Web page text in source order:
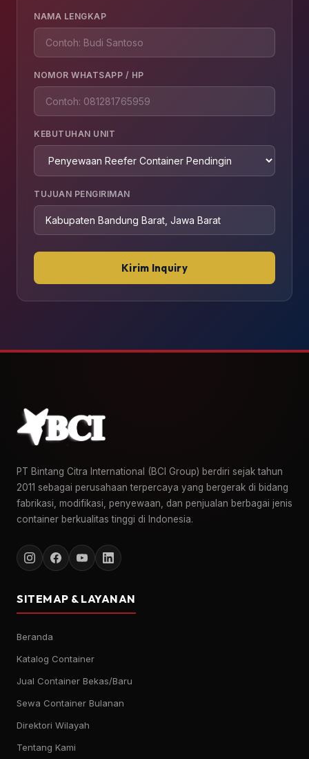
NAMA LENGKAP
NOMOR WHATSAPP / HP
KEBUTUHAN UNIT
TUJUAN PENGIRIMAN
Kirim Inquiry
PT Bintang Citra International (BCI Group) berdiri sejak tahun
2011 sebagai perusahaan terpercaya yang bergerak di bidang
fabrikasi, modifikasi, penyewaan, dan penjualan berbagai jenis
container berkualitas tinggi di Indonesia.
SITEMAP & LAYANAN
Beranda
Katalog Container
Jual Container Bekas/Baru
Sewa Container Bulanan
Direktori Wilayah
Tentang Kami